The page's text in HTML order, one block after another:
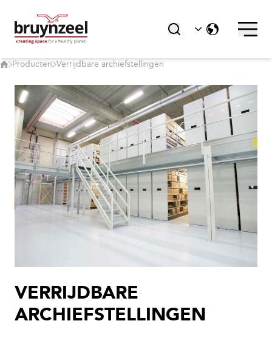
Producten Verrijdbare archiefstellingen
VERRIJDBARE
ARCHIEFSTELLINGEN